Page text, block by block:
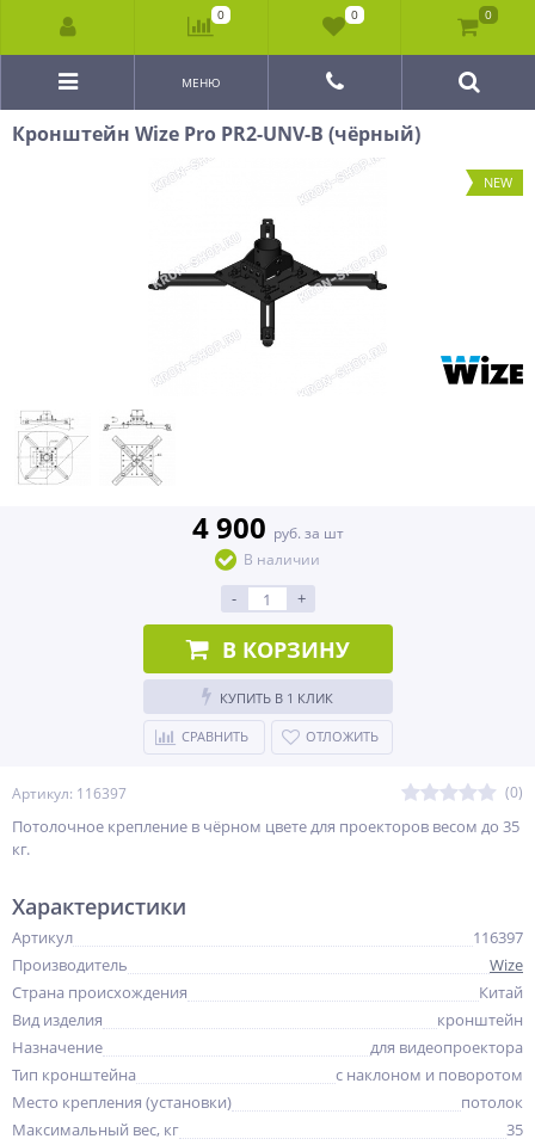
МЕНЮ
Кронштейн Wize Pro PR2-UNV-B (чёрный)
NEW
Артикул: 116397 (0)
Потолочное крепление в чёрном цвете для проекторов весом до 35
кг.
4 900 руб. за шт
В наличии
- +
В КОРЗИНУ
КУПИТЬ В 1 КЛИК
СРАВНИТЬ ОТЛОЖИТЬ
Характеристики
Артикул
116397
Производитель
Wize
Страна происхождения
Китай
Вид изделия
кронштейн
Назначение
для видеопроектора
Тип кронштейна
с наклоном и поворотом
Место крепления (установки)
потолок
Максимальный вес, кг
35
0 0 0